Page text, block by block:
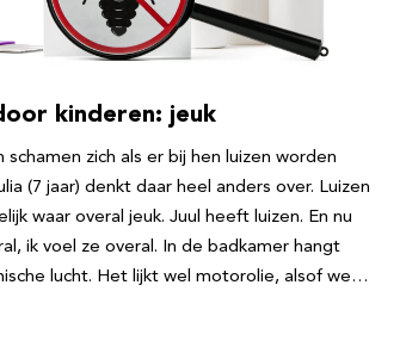
kinderen: jeuk
schamen zich als er bij hen luizen worden
(7 jaar) denkt daar heel anders over. Luizen
waar overal jeuk. Juul heeft luizen. En nu
ik voel ze overal. In de badkamer hangt
lucht. Het lijkt wel motorolie, alsof we…